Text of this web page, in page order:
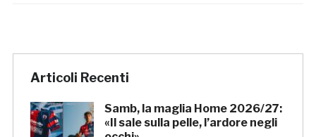
Articoli Recenti
Samb, la maglia Home 2026/27:
«Il sale sulla pelle, l’ardore negli